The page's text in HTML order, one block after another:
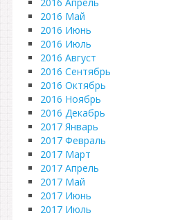
2016 Май
2016 Июнь
2016 Июль
2016 Август
2016 Сентябрь
2016 Октябрь
2016 Ноябрь
2016 Декабрь
2017 Январь
2017 Февраль
2017 Март
2017 Апрель
2017 Май
2017 Июнь
2017 Июль